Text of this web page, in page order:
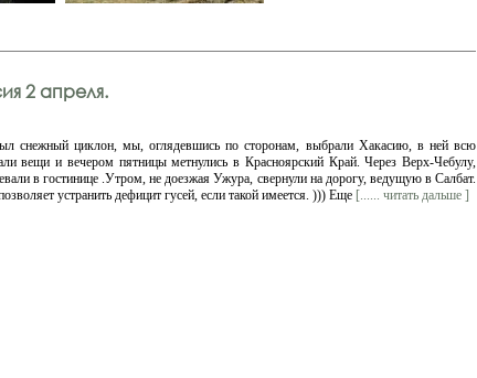
2 апреля.
снежный циклон, мы, оглядевшись по сторонам, выбрали Хакасию, в ней всю
вещи и вечером пятницы метнулись в Красноярский Край. Через Верх-Чебулу,
в гостинице .Утром, не доезжая Ужура, свернули на дорогу, ведущую в Салбат.
устранить дефицит гусей, если такой имеется. ))) Еще [...... читать дальше ]